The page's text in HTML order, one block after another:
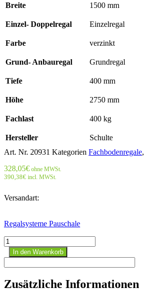
Breite 1500 mm
Einzel- Doppelregal Einzelregal
Farbe verzinkt
Grund- Anbauregal Grundregal
Tiefe 400 mm
Höhe 2750 mm
Fachlast 400 kg
Hersteller
Schulte
Art. Nr. 20931 Kategorien Fachbodenregale,
328,05€ ohne MWSt.
390,38€ incl. MWSt.
Versandart:
Regalsysteme Pauschale
Rädergrundregal
2750x1500x400
mm
-
Ebenen
In den Warenkorb
Zusätzliche Informationen